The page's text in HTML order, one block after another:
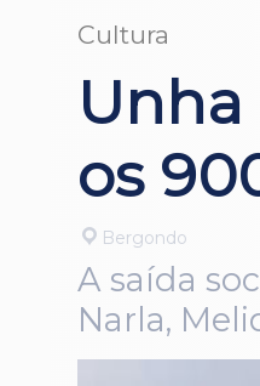
Cultura
os
Bergondo
A saída
Narla,